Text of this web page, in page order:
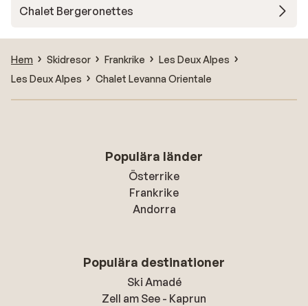
Chalet Bergeronettes
Hem Skidresor Frankrike
Les Deux Alpes
Les Deux Alpes
Chalet Levanna Orientale
Populära länder
Österrike
Frankrike
Andorra
Populära destinationer
Ski Amadé
Zell am See - Kaprun